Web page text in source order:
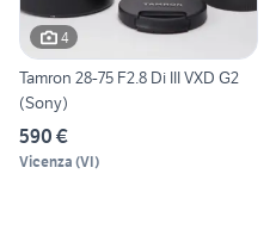
4
Tamron 28-75 F2.8 Di III VXD G2
(Sony)
590 €
Vicenza (VI)